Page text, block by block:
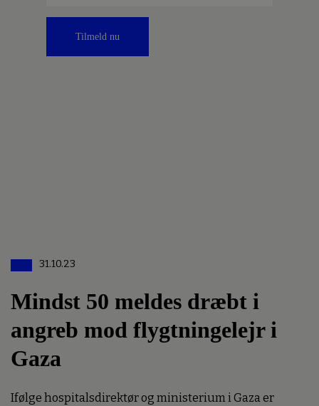
Tilmeld nu
31.10.23
Mindst 50 meldes dræbt i
angreb mod flygtningelejr i
Gaza
Ifølge hospitalsdirektør og ministerium i Gaza er